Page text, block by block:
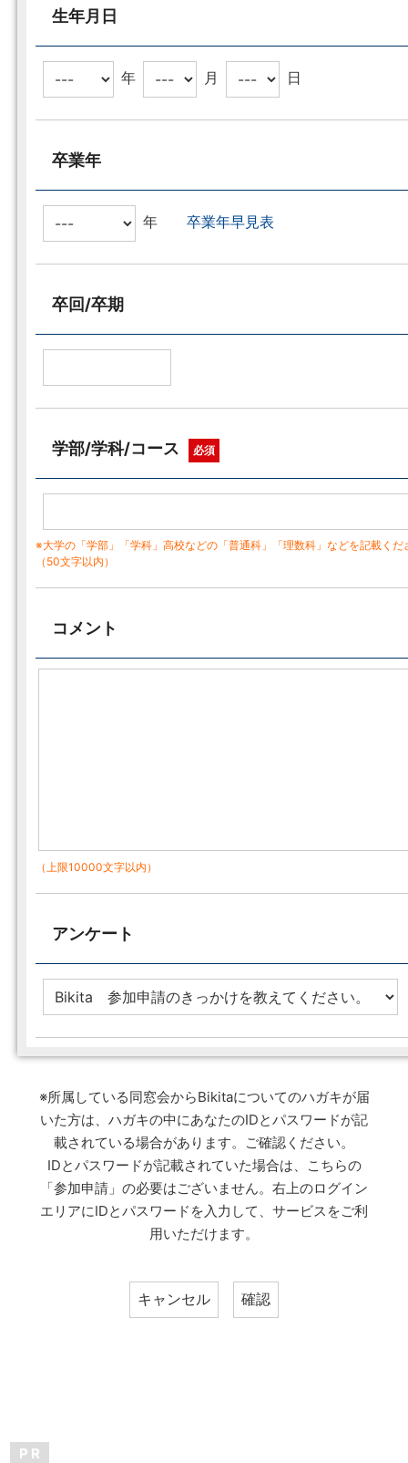
生年月日
年 月 日
卒業年
年卒業年早見表
卒回/卒期
学部/学科/コース 必須
※大学の「学部」「学科」高校などの「普通科」「理数科」などを記載くだ
（50文字以内）
コメント
（上限10000文字以内）
アンケート
※所属している同窓会からBikitaについてのハガキが届
いた方は、ハガキの中にあなたのIDとパスワードが記
載されている場合があります。ご確認ください。
IDとパスワードが記載されていた場合は、こちらの
「参加申請」の必要はございません。右上のログイン
エリアにIDとパスワードを入力して、サービスをご利
用いただけます。
P R